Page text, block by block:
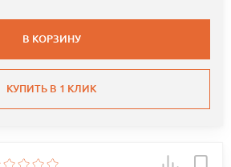
В КОРЗИНУ
КУПИТЬ В 1 КЛИК